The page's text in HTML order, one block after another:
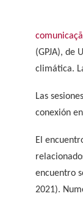
(GPJA), de
climática.
Las
conexión
El
encuentro
2021).